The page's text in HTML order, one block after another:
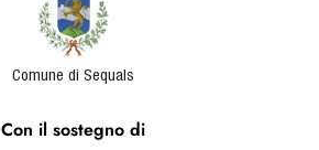
Comune di Sequals
Con il sostegno di